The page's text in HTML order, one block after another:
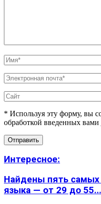
* Используя эту форму, вы
обработкой введенных
Интересное:
Найдены пять самых
языка — от 29 до 55...